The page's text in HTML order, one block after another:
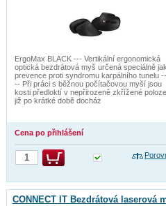
ErgoMax BLACK --- Vertikální ergonomická
optická bezdrátová myš určená speciálně
prevence proti syndromu karpálního tunelu
-- Při práci s běžnou počítačovou myší jsou
kosti předloktí v nepřirozeně zkřížené
již po krátké době docház
Cena po přihlášení
CONNECT IT Bezdrátová laserová